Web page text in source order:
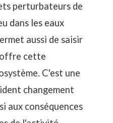
perturbateurs de
dans les eaux
aussi de saisir
cette
. C'est une
changement
aux conséquences